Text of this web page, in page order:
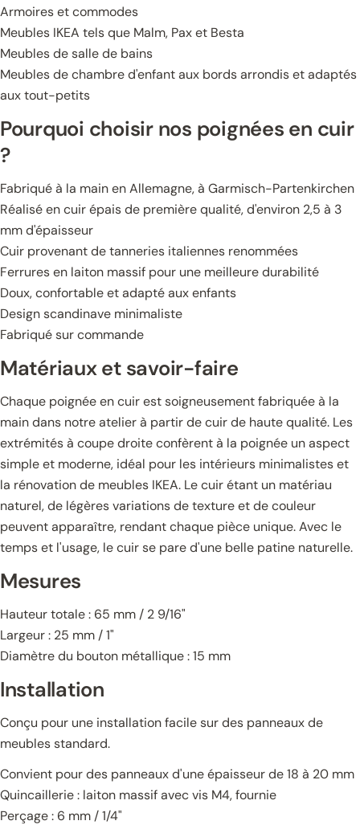
Armoires et commodes
Meubles IKEA tels que Malm, Pax et Besta
Meubles de salle de bains
Meubles de chambre d'enfant aux bords arrondis et adaptés
aux tout-petits
Pourquoi choisir nos poignées en cuir
?
Fabriqué à la main en Allemagne, à Garmisch-Partenkirchen
Réalisé en cuir épais de première qualité, d'environ 2,5 à 3
mm d'épaisseur
Cuir provenant de tanneries italiennes renommées
Ferrures en laiton massif pour une meilleure durabilité
Doux, confortable et adapté aux enfants
Design scandinave minimaliste
Fabriqué sur commande
Matériaux et savoir-faire
Chaque poignée en cuir est soigneusement fabriquée à la
main dans notre atelier à partir de cuir de haute qualité. Les
extrémités à coupe droite confèrent à la poignée un aspect
simple et moderne, idéal pour les intérieurs minimalistes et
la rénovation de meubles IKEA. Le cuir étant un matériau
naturel, de légères variations de texture et de couleur
peuvent apparaître, rendant chaque pièce unique. Avec le
temps et l'usage, le cuir se pare d'une belle patine naturelle.
Mesures
Hauteur totale : 65 mm / 2 9/16"
Largeur : 25 mm / 1"
Diamètre du bouton métallique : 15 mm
Installation
Conçu pour une installation facile sur des panneaux de
meubles standard.
Convient pour des panneaux d'une épaisseur de 18 à 20 mm
Quincaillerie : laiton massif avec vis M4, fournie
Perçage : 6 mm / 1/4"